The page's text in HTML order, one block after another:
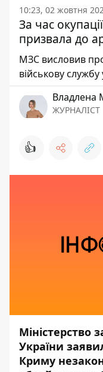
10:23, 02 жовтня
За час
призвала до
МЗС висловив
військову
Владлена
ЖУРНАЛІСТ
👍
Міністерство
України
Криму